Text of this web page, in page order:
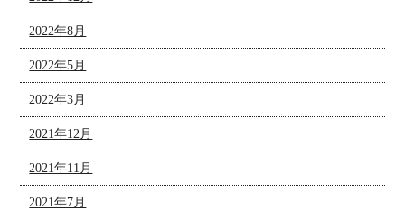
2022年8月
2022年5月
2022年3月
2021年12月
2021年11月
2021年7月